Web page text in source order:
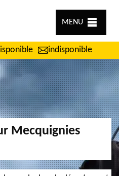
MENU
indisponible
Mecquignies